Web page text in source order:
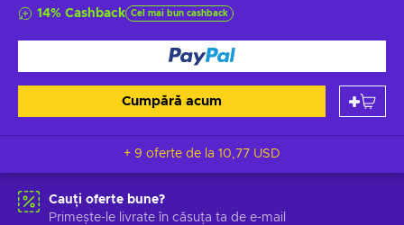
14% Cashback Cel mai bun cashback
Cumpără acum
+ 9 oferte de la 10,77 USD
Cauți oferte bune?
Primește-le livrate în căsuța ta de e-mail